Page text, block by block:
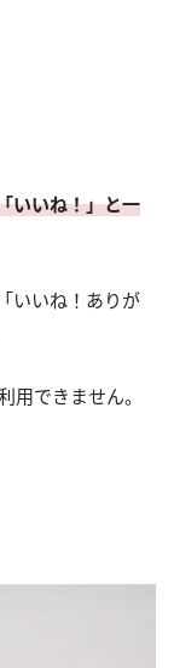
いいね！」と一
いいね！ありが
用できません。